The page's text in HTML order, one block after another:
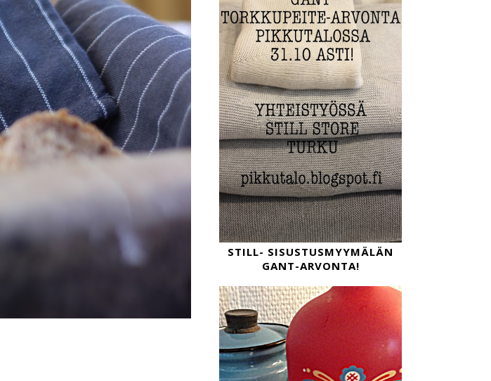
STILL- SISUSTUSMYYMÄLÄN
GANT-ARVONTA!